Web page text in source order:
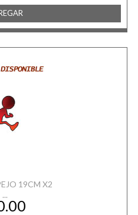
19CM X2
...